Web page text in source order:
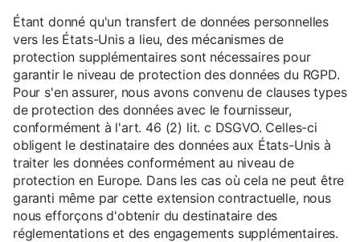
Étant donné qu'un transfert de données personnelles
vers les États-Unis a lieu, des mécanismes de
protection supplémentaires sont nécessaires pour
garantir le niveau de protection des données du RGPD.
Pour s'en assurer, nous avons convenu de clauses types
de protection des données avec le fournisseur,
conformément à l'art. 46 (2) lit. c DSGVO. Celles-ci
obligent le destinataire des données aux États-Unis à
traiter les données conformément au niveau de
protection en Europe. Dans les cas où cela ne peut être
garanti même par cette extension contractuelle, nous
nous efforçons d'obtenir du destinataire des
réglementations et des engagements supplémentaires.